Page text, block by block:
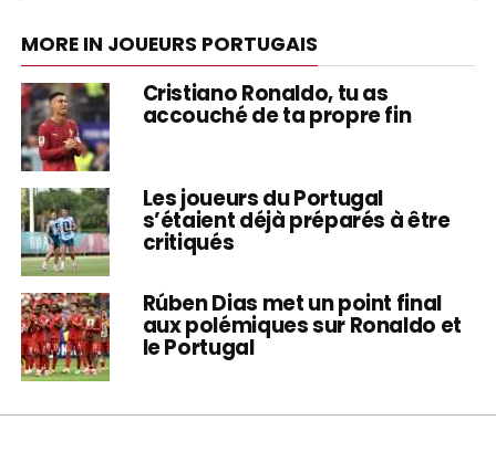
MORE IN JOUEURS PORTUGAIS
Cristiano Ronaldo, tu as
accouché de ta propre fin
Les joueurs du Portugal
s’étaient déjà préparés à être
critiqués
Rúben Dias met un point final
aux polémiques sur Ronaldo et
le Portugal